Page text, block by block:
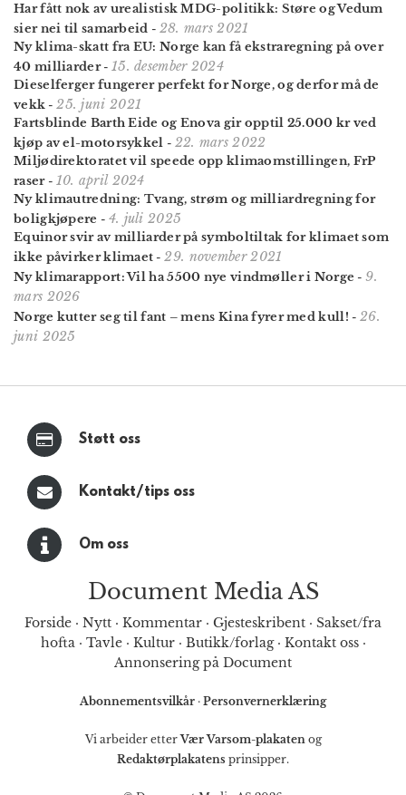
Har fått nok av urealistisk MDG-politikk: Støre og Vedum
sier nei til samarbeid - 28. mars 2021
Ny klima-skatt fra EU: Norge kan få ekstraregning på over
40 milliarder- 15. desember 2024
Dieselferger fungerer perfekt for Norge, og derfor må de
vekk -25. juni 2021
Fartsblinde Barth Eide og Enova gir opptil 25.000 kr ved
kjøp av el-motorsykkel - 22. mars 2022
Miljødirektoratet vil speede opp klima­omstillingen, FrP
raser- 10. april 2024
Ny klima­utredning: Tvang, strøm og milliard­regning for
bolig­kjøpere - 4. juli 2025
Equinor svir av milliarder på symboltiltak for klimaet som
ikke påvirker klimaet -29. november 2021
Ny klimarapport: Vil ha 5500 nye vindmøller i Norge -9.
mars 2026
Norge kutter seg til fant – mens Kina fyrer med kull! - 26.
juni 2025
Støtt oss
Kontakt/tips oss
Om oss
Document Media AS
Forside · Nytt · Kommentar · Gjesteskribent · Sakset/fra
hofta· Tavle· Kultur· Butikk/forlag· Kontakt oss·
Annonsering på Document
Abonnementsvilkår · Personvernerklæring
Vi arbeider etterVær Varsom-plakaten og
Redaktørplakatens prinsipper.